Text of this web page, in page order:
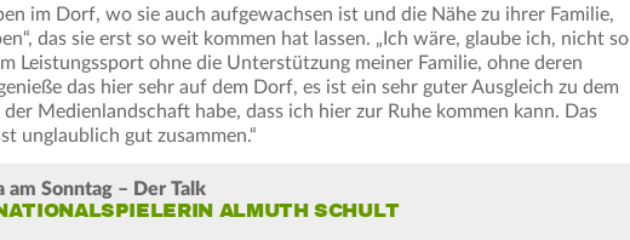
im Dorf, wo sie auch aufgewachsen ist und die Nähe zu ihrer Familie,
das sie erst so weit kommen hat lassen. „Ich wäre, glaube ich, nicht so
Leistungssport ohne die Unterstützung meiner Familie, ohne deren
das hier sehr auf dem Dorf, es ist ein sehr guter Ausgleich zu dem
Medienlandschaft habe, dass ich hier zur Ruhe kommen kann. Das
unglaublich gut zusammen.“
am Sonntag – Der Talk
ALMUTH SCHULT